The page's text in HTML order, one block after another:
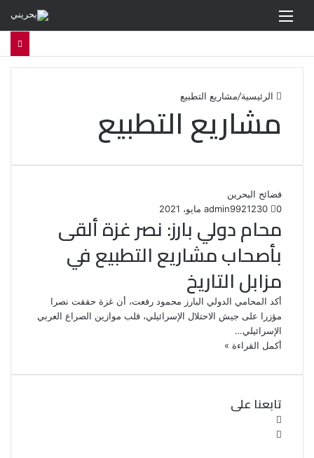
الرئيسية/مشاريع التطبيع
مشاريع التطبيع
فضائح البحرين
admin9921 مايو، 2021 0
محام دولي بارز: نصر غزة ألقى
بأصحاب مشاريع التطبيع في
مزابل التاريخ
أكد المحامي الدولي البارز محمود رفعت، أن غزة حققت نصرا
مؤزرا على جيش الاحتلال الإسرائيلي، قلب موازين الصراع العربي
الإسرائيلي…
أكمل القراءة »
تابعنا على